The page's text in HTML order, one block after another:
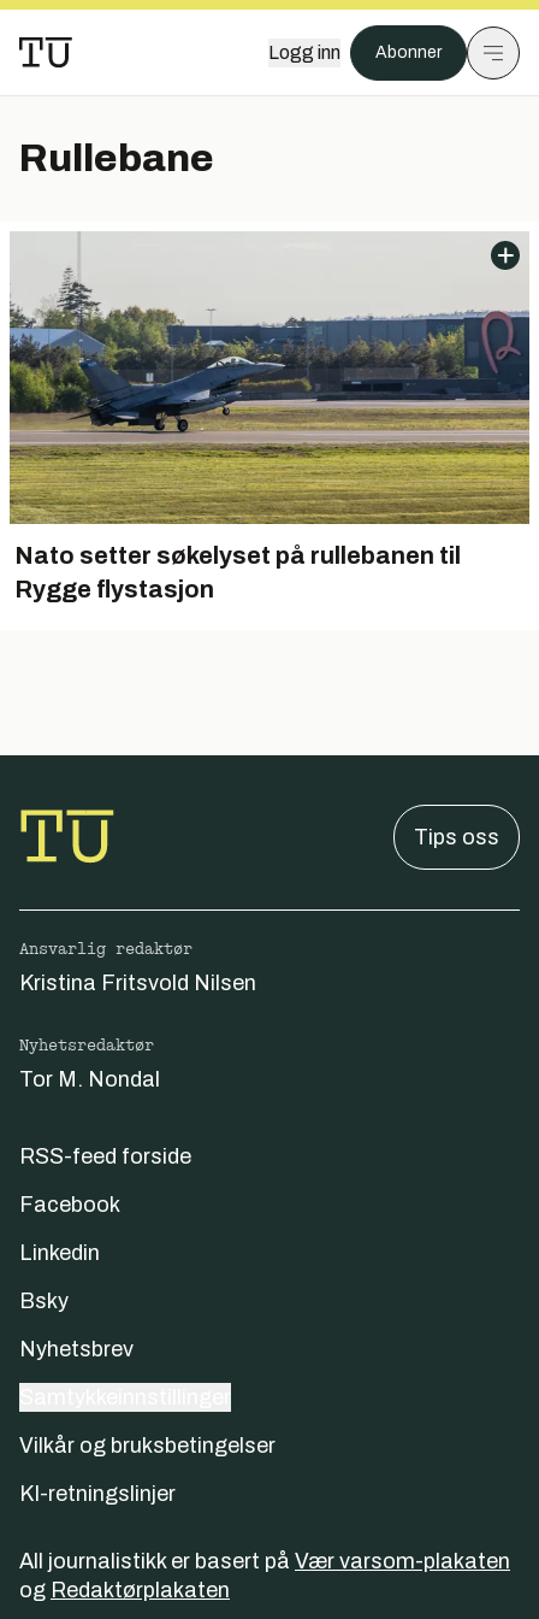
Logg inn Abonner
Rullebane
Nato setter søkelyset på rullebanen til
Rygge flystasjon
Tips oss
Ansvarlig redaktør
Kristina Fritsvold Nilsen
Nyhetsredaktør
Tor M. Nondal
RSS-feed forside
Facebook
Linkedin
Bsky
Nyhetsbrev
Vilkår og bruksbetingelser
KI-retningslinjer
All journalistikk er basert på Vær varsom-plakaten
og Redaktørplakaten